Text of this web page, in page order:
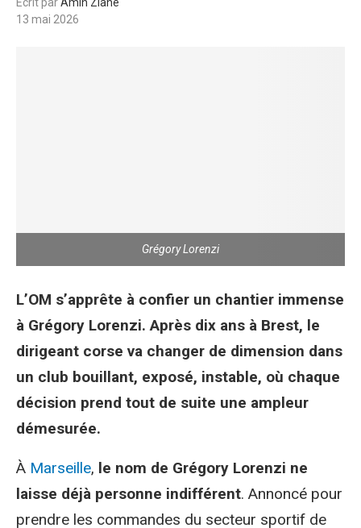
13 mai 2026
Grégory Lorenzi
L’OM s’apprête à confier un chantier immense
à Grégory Lorenzi. Après dix ans à Brest, le
dirigeant corse va changer de dimension dans
un club bouillant, exposé, instable, où chaque
décision prend tout de suite une ampleur
démesurée.
À Marseille, le nom de Grégory Lorenzi ne
laisse déjà personne indifférent. Annoncé pour
prendre les commandes du secteur sportif de